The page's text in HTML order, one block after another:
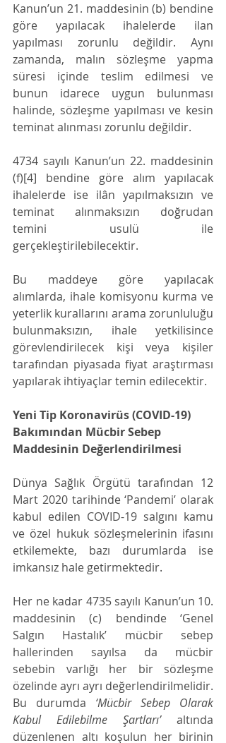
Kanun’un 21. maddesinin (b) bendine
göre yapılacak ihalelerde ilan
yapılması zorunlu değildir. Aynı
zamanda, malın sözleşme yapma
süresi içinde teslim edilmesi ve
bunun idarece uygun bulunması
halinde, sözleşme yapılması ve kesin
teminat alınması zorunlu değildir.
4734 sayılı Kanun’un 22. maddesinin
(f)[4] bendine göre alım yapılacak
ihalelerde ise ilân yapılmaksızın ve
teminat alınmaksızın doğrudan
temini usulü ile
gerçekleştirilebilecektir.
Bu maddeye göre yapılacak
alımlarda, ihale komisyonu kurma ve
yeterlik kurallarını arama zorunluluğu
bulunmaksızın, ihale yetkilisince
görevlendirilecek kişi veya kişiler
tarafından piyasada fiyat araştırması
yapılarak ihtiyaçlar temin edilecektir.
Yeni Tip Koronavirüs (COVID-19)
Bakımından Mücbir Sebep
Maddesinin Değerlendirilmesi
Dünya Sağlık Örgütü tarafından 12
Mart 2020 tarihinde ‘Pandemi’ olarak
kabul edilen COVID-19 salgını kamu
ve özel hukuk sözleşmelerinin ifasını
etkilemekte, bazı durumlarda ise
imkansız hale getirmektedir.
Her ne kadar 4735 sayılı Kanun’un 10.
maddesinin (c) bendinde ‘Genel
Salgın Hastalık’ mücbir sebep
hallerinden sayılsa da mücbir
sebebin varlığı her bir sözleşme
özelinde ayrı ayrı değerlendirilmelidir.
Bu durumda ‘Mücbir Sebep Olarak
Kabul Edilebilme Şartları’ altında
düzenlenen altı koşulun her birinin